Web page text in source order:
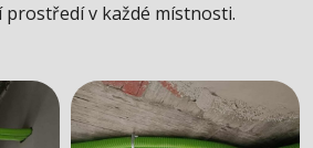
v každé místnosti.